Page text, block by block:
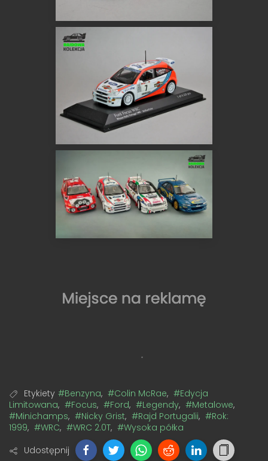
Etykiety #Benzyna, #Colin McRae, #Edycja
Limitowana, #Focus, #Ford, #Legendy, #Metalowe,
#Minichamps, #Nicky Grist, #Rajd Portugalii, #Rok:
1999, #WRC, #WRC 2.0T, #Wysoka półka
Udostępnij